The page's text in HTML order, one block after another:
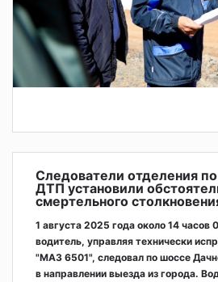
Следователи отделения
ДТП установили
смертельного
1 августа 2025 года около 14 часов
водитель, управляя технически
"МАЗ 6501", следовал по шоссе
в направлении выезда из города.